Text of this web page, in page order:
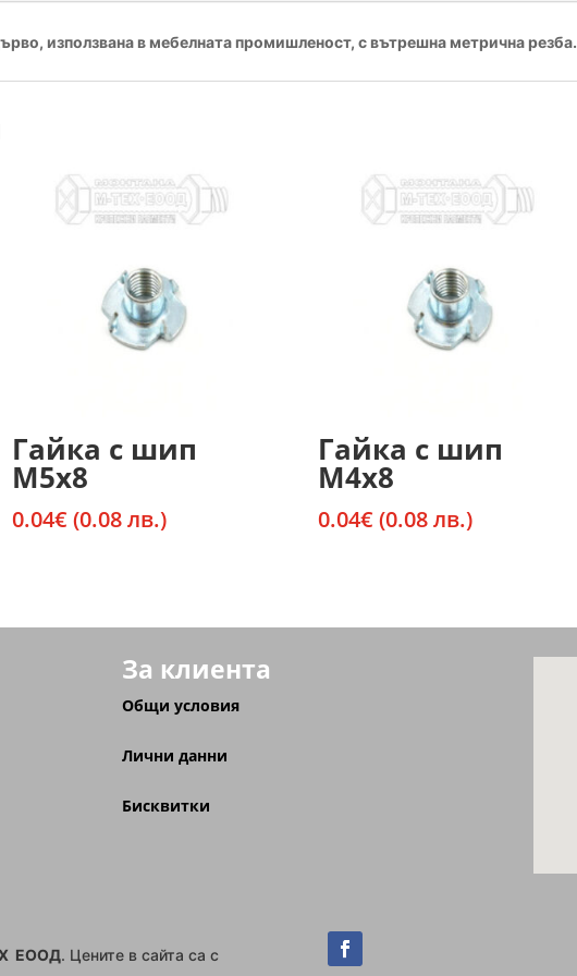
използвана в мебелната промишленост, с вътрешна метрична резба.
Гайка с шип
М5х8
0.04€ (0.08 лв.)
Гайка с шип
М4х8
0.04€ (0.08 лв.)
За клиента
Общи условия
Лични данни
Бисквитки
ЕООД. Цените в сайта са с